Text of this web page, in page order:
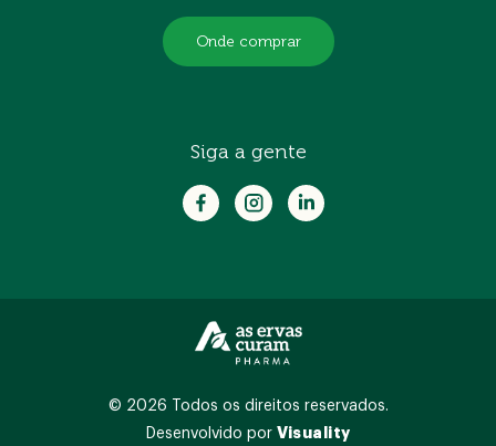
Onde comprar
Siga a gente
© 2026 Todos os direitos reservados.
Desenvolvido por Visuality